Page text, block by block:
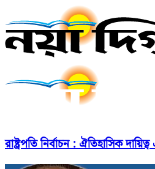
রাষ্ট্রপতি নির্বাচন : ঐতিহাসিক